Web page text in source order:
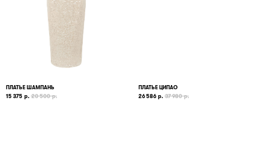
ПЛАТЬЕ ШАМПАНЬ
15 375 р. 20 500 р.
ПЛАТЬЕ ЦИПАО
26 586 р. 37 980 р.